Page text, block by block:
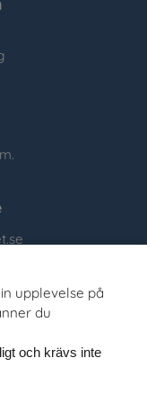
egna material
Tjänsten
och
upplevelse på
du
och krävs inte